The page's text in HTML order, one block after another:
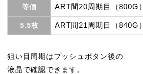
等価 ART間20周期目（800G）
5.5枚 ART間21周期目（840G）
狙い目周期はプッシュボタン後の
液晶で確認できます。